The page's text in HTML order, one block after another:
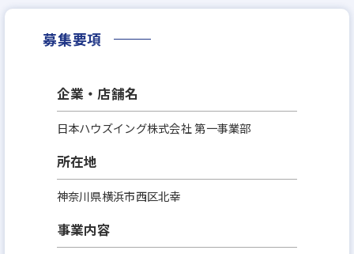
募集要項
企業・店舗名
日本ハウズイング株式会社 第一事業部
所在地
神奈川県横浜市西区北幸
事業内容